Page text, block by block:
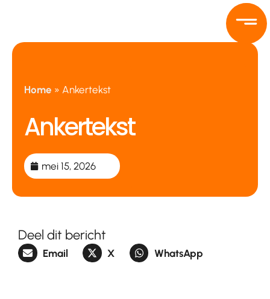
inhoud
Home » Ankertekst
Ankertekst
mei 15, 2026
Deel dit bericht
Email X WhatsApp